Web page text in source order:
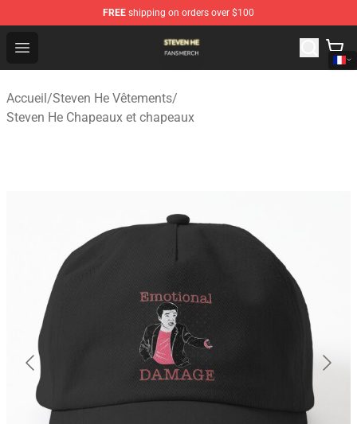
FREE shipping on orders over $100
Open menu
Steven He Shop - Official Steven He Merchandise Store
Accueil/Steven He Vêtements/
Steven He Chapeaux et chapeaux